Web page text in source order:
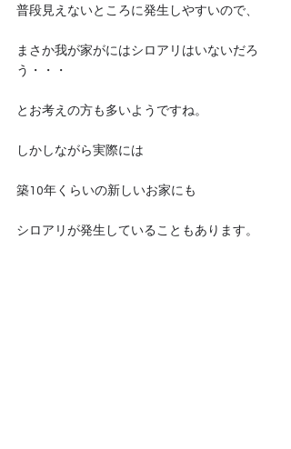
普段見えないところに発生しやすいので、
まさか我が家がにはシロアリはいないだろ
う・・・
とお考えの方も多いようですね。
しかしながら実際には
築10年くらいの新しいお家にも
シロアリが発生していることもあります。